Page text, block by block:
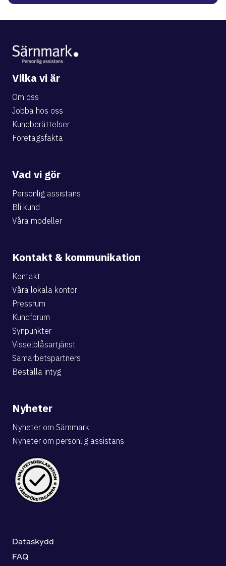
Vilka vi är
Om oss
Jobba hos oss
Kundberättelser
Företagsfakta
Vad vi gör
Personlig assistans
Bli kund
Våra modeller
Kontakt & kommunikation
Kontakt
Våra lokala kontor
Pressrum
Kundforum
Synpunkter
Visselblåsartjänst
Samarbetspartners
Beställa intyg
Nyheter
Nyheter om Särnmark
Nyheter om personlig assistans
Dataskydd
FAQ